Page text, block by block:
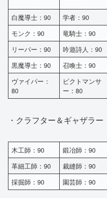
白魔導士：90
学者：90
モンク：90
竜騎士：90
リーパー：90
吟遊詩人：90
黒魔導士：90
召喚士：90
ヴァイパー：
80
ピクトマンサ
ー：80
・クラフター＆ギャザラー
木工師：90 鍛冶師：90
革細工師：90
裁縫師：90
採掘師：90
園芸師：90